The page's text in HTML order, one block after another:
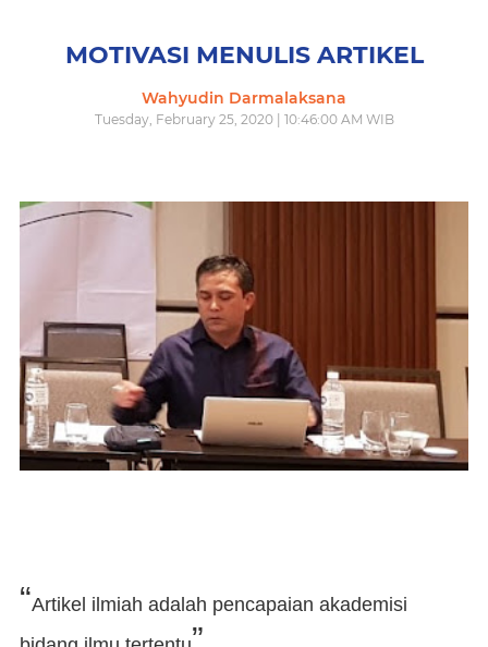
MOTIVASI MENULIS ARTIKEL
Wahyudin Darmalaksana
Tuesday, February 25, 2020 | 10:46:00 AM WIB
“Artikel ilmiah adalah pencapaian akademisi